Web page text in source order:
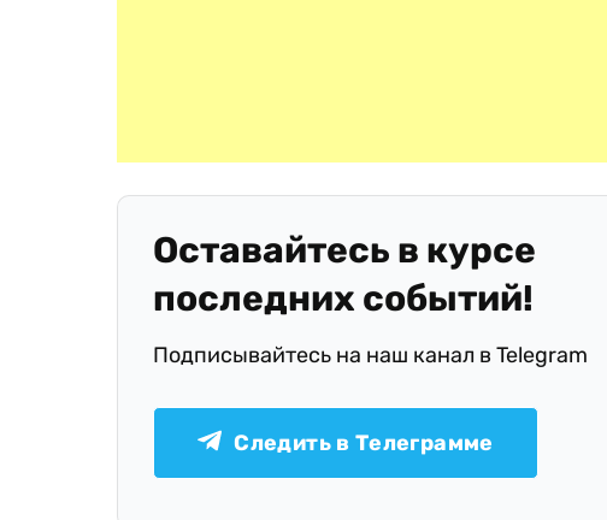
Оставайтесь в курсе
последних событий!
Подписывайтесь на наш канал в Telegram
Следить в Телеграмме